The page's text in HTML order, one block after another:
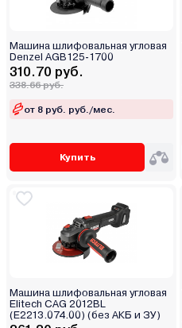
Машина шлифовальная угловая
Denzel AGB125-1700
310.70 руб.
338.66 руб.
от 8 руб. руб./мес.
Купить
Машина шлифовальная угловая
Elitech CAG 2012BL
(E2213.074.00) (без АКБ и ЗУ)